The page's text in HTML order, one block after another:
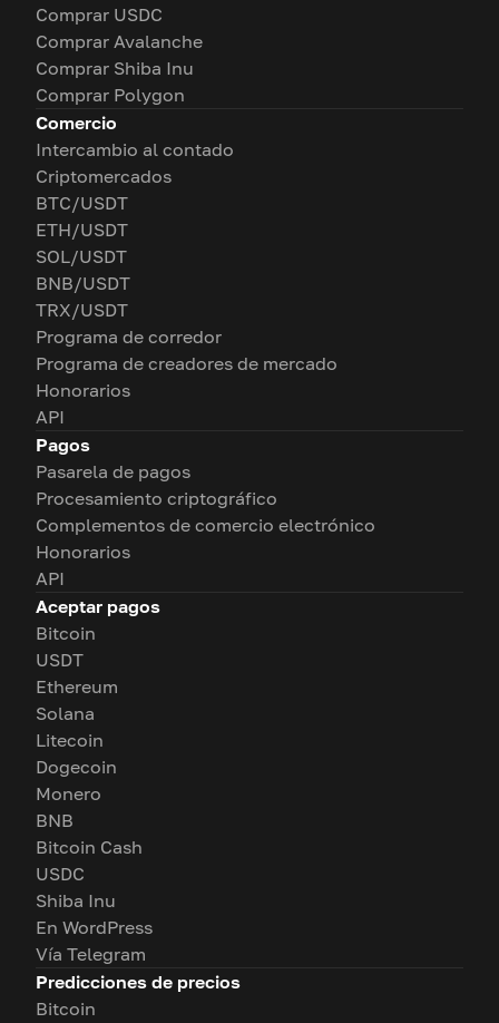
Comprar USDC
Comprar Avalanche
Comprar Shiba Inu
Comprar Polygon
Comercio
Intercambio al contado
Criptomercados
BTC/USDT
ETH/USDT
SOL/USDT
BNB/USDT
TRX/USDT
Programa de corredor
Programa de creadores de mercado
Honorarios
API
Pagos
Pasarela de pagos
Procesamiento criptográfico
Complementos de comercio electrónico
Honorarios
API
Aceptar pagos
Bitcoin
USDT
Ethereum
Solana
Litecoin
Dogecoin
Monero
BNB
Bitcoin Cash
USDC
Shiba Inu
En WordPress
Vía Telegram
Predicciones de precios
Bitcoin